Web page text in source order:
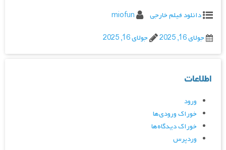
دانلود فیلم خارجی
miofun
جولای 16, 2025
جولای 16, 2025
اطلاعات
ورود
خوراک ورودی‌ها
خوراک دیدگاه‌ها
وردپرس